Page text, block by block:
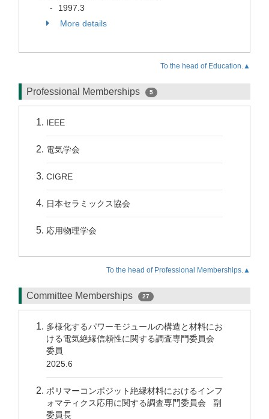
-
1997.3
More details
To the head of Education.▲
Professional Memberships 5
IEEE
電気学会
CIGRE
日本セラミックス協会
応用物理学会
To the head of Professional Memberships.▲
Committee Memberships 27
多様化するパワーモジュールの構造と材料にお
ける電気絶縁信頼性に関する調査専門委員会
委員
2025.6
ポリマーコンポジット絶縁材料におけるインフ
ォマティクス応用に関する調査専門委員会 副
委員長